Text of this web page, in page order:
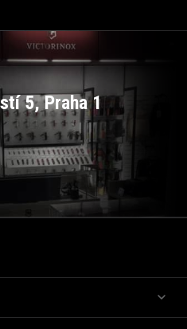
5, Praha 1